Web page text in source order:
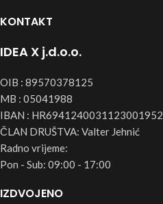
KONTAKT
IDEA X j.d.o.o.
OIB : 89570378125
MB : 05041988
IBAN : HR6941240031123001952
ČLAN DRUŠTVA: Valter Jehnić
Radno vrijeme:
Pon - Sub: 09:00 - 17:00
IZDVOJENO